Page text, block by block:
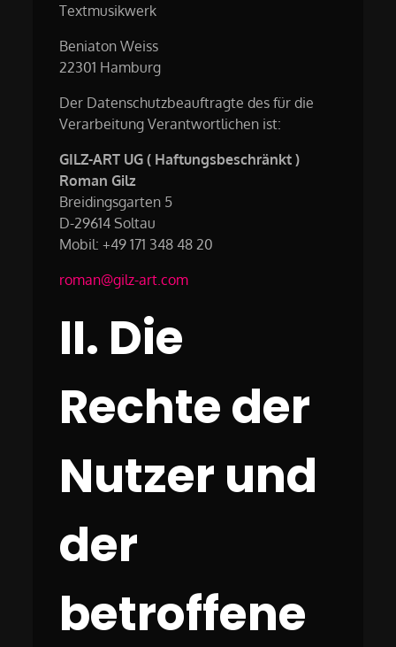
Textmusikwerk
Beniaton Weiss
22301 Hamburg
Der Datenschutzbeauftragte des für die
Verarbeitung Verantwortlichen ist:
GILZ-ART UG ( Haftungsbeschränkt )
Roman Gilz
Breidingsgarten 5
D-29614 Soltau
Mobil: +49 171 348 48 20
roman@gilz-art.com
II. Die
Rechte der
Nutzer und
der
betroffene